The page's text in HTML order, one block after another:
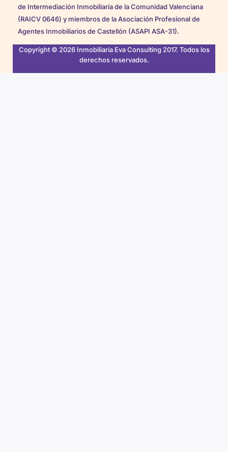
de Intermediación Inmobiliaria de la Comunidad Valenciana
(RAICV 0646) y miembros de la Asociación Profesional de
Agentes Inmobiliarios de Castellón (ASAPI ASA-31).
Copyright © 2026 Inmobiliaria Eva Consulting 2017. Todos los
derechos reservados.